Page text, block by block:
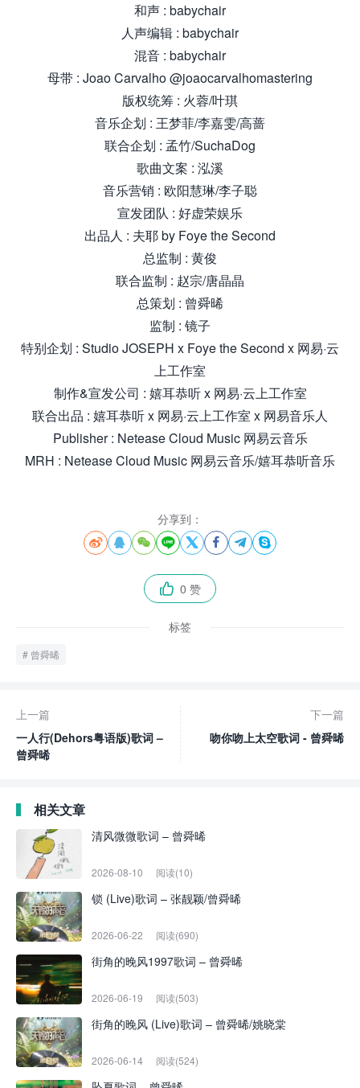
和声 : babychair
人声编辑 : babychair
混音 : babychair
母带 : Joao Carvalho @joaocarvalhomastering
版权统筹 : 火蓉/叶琪
音乐企划 : 王梦菲/李嘉雯/高蔷
联合企划 : 孟竹/SuchaDog
歌曲文案 : 泓溪
音乐营销 : 欧阳慧琳/李子聪
宣发团队 : 好虚荣娱乐
出品人 : 夫耶 by Foye the Second
总监制 : 黄俊
联合监制 : 赵宗/唐晶晶
总策划 : 曾舜晞
监制 : 镜子
特别企划 : Studio JOSEPH x Foye the Second x 网易·云
上工作室
制作&宣发公司 : 嬉耳恭听 x 网易·云上工作室
联合出品 : 嬉耳恭听 x 网易·云上工作室 x 网易音乐人
Publisher : Netease Cloud Music 网易云音乐
MRH : Netease Cloud Music 网易云音乐/嬉耳恭听音乐
分享到：
       
 0 赞
标签
曾舜晞
上一篇
一人行(Dehors粤语版)歌词 –
曾舜晞
下一篇
吻你吻上太空歌词 - 曾舜晞
相关文章
清风微微歌词 – 曾舜晞
2026-08-10 阅读(10)
锁 (Live)歌词 – 张靓颖/曾舜晞
2026-06-22 阅读(690)
街角的晚风1997歌词 – 曾舜晞
2026-06-19 阅读(503)
街角的晚风 (Live)歌词 – 曾舜晞/姚晓棠
2026-06-14 阅读(524)